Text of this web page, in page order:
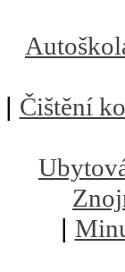
| Čištění
|